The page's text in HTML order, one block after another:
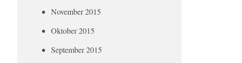
November 2015
Oktober 2015
September 2015